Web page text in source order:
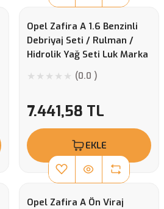
Opel Zafira A 1.6 Benzinli
Debriyaj Seti / Rulman /
Hidrolik Yağ Seti Luk Marka
(0.0 )
7.441,58 TL
EKLE
Opel Zafira A Ön Viraj